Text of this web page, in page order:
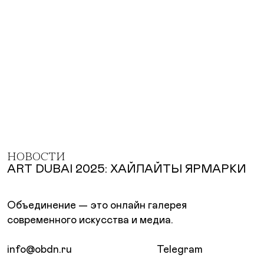
НОВОСТИ
ART DUBAI 2025: ХАЙЛАЙТЫ ЯРМАРКИ
Объединение — это онлайн галерея
современного искусства и медиа.
info@obdn.ru Telegram